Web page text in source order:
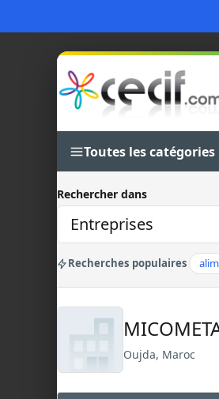
Toutes les catégories
Rechercher dans
Recherches populaires
Oujda, Maroc